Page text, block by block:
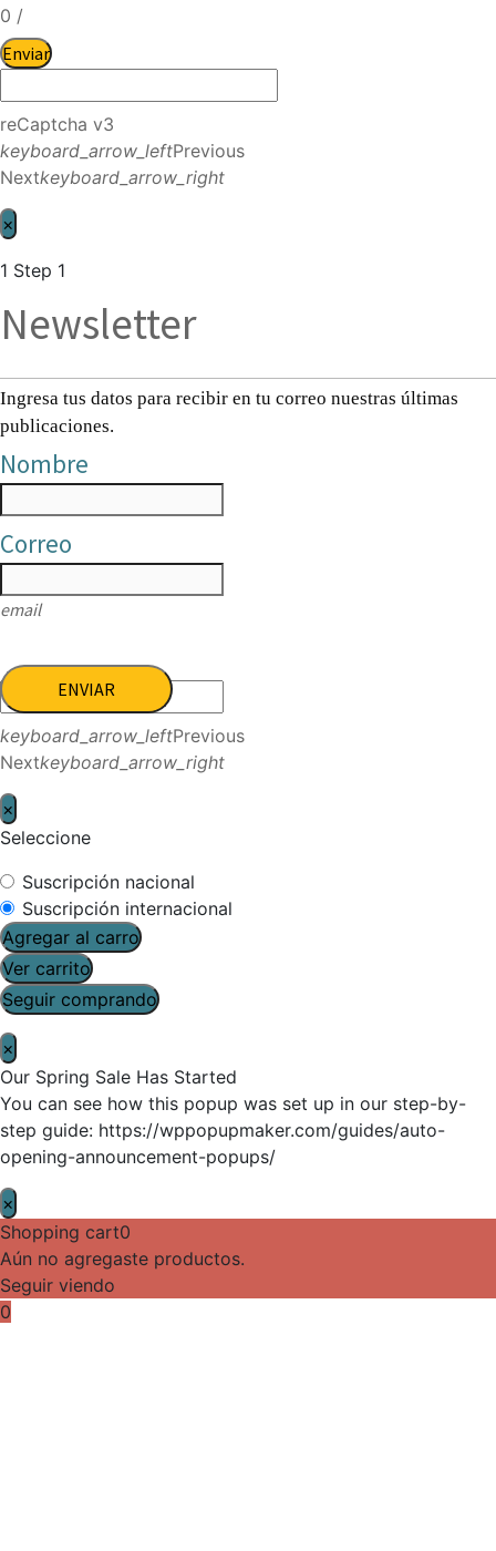
0 /
Enviar
reCaptcha v3
keyboard_arrow_leftPrevious
Nextkeyboard_arrow_right
×
1 Step 1
Newsletter
Ingresa tus datos para recibir en tu correo nuestras últimas
publicaciones.
Nombre
Correo
email
ENVIAR
keyboard_arrow_leftPrevious
Nextkeyboard_arrow_right
×
Seleccione
Suscripción nacional
Suscripción internacional
Agregar al carro
Ver carrito
Seguir comprando
×
Our Spring Sale Has Started
You can see how this popup was set up in our step-by-
step guide: https://wppopupmaker.com/guides/auto-
opening-announcement-popups/
×
Shopping cart0
Aún no agregaste productos.
Seguir viendo
0